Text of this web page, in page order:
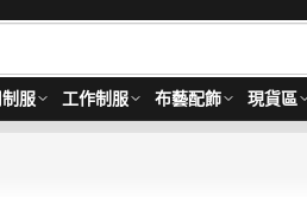
服 工作制服 布藝配飾 現貨區